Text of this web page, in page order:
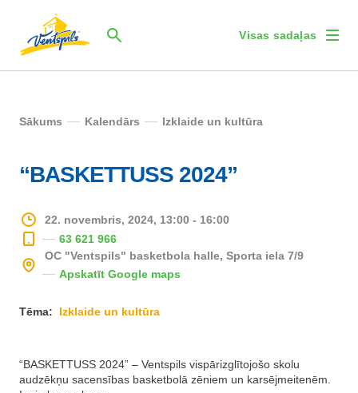
Visas sadaļas
Sākums Kalendārs Izklaide un kultūra
“BASKETTUSS 2024”
22. novembris, 2024, 13:00 - 16:00
63 621 966
OC "Ventspils" basketbola halle, Sporta iela 7/9
Apskatīt Google maps
Tēma: Izklaide un kultūra
“BASKETTUSS 2024” – Ventspils vispārizglītojošo skolu
audzēkņu sacensības basketbolā zēniem un karsējmeitenēm.